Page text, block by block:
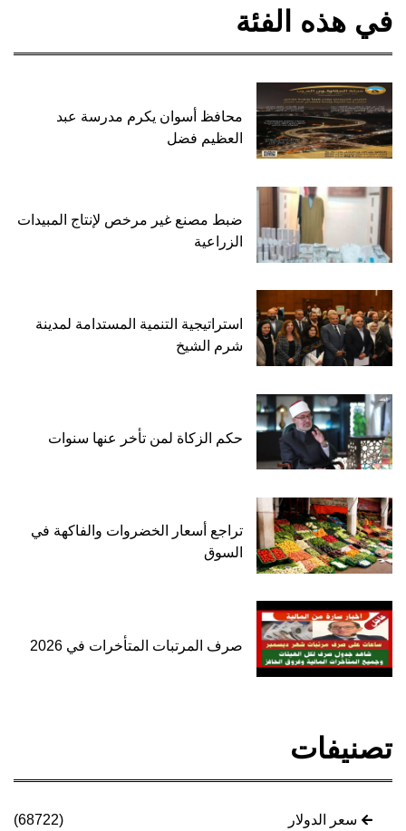
في هذه الفئة
محافظ أسوان يكرم مدرسة عبد
العظيم فضل
ضبط مصنع غير مرخص لإنتاج المبيدات
الزراعية
استراتيجية التنمية المستدامة لمدينة
شرم الشيخ
حكم الزكاة لمن تأخر عنها سنوات
تراجع أسعار الخضروات والفاكهة في
السوق
صرف المرتبات المتأخرات في 2026
تصنيفات
سعر الدولار (68722)